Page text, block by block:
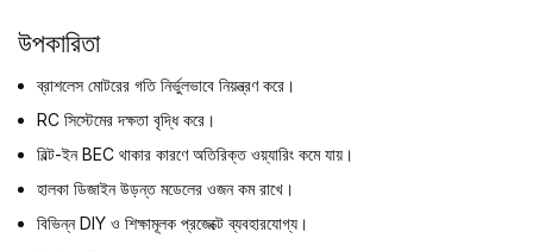
উপকারিতা
ব্রাশলেস মোটরের গতি নির্ভুলভাবে নিয়ন্ত্রণ করে।
RC সিস্টেমের দক্ষতা বৃদ্ধি করে।
বিল্ট-ইন BEC থাকার কারণে অতিরিক্ত ওয়্যারিং কমে যায়।
হালকা ডিজাইন উড়ন্ত মডেলের ওজন কম রাখে।
বিভিন্ন DIY ও শিক্ষামূলক প্রজেক্টে ব্যবহারযোগ্য।